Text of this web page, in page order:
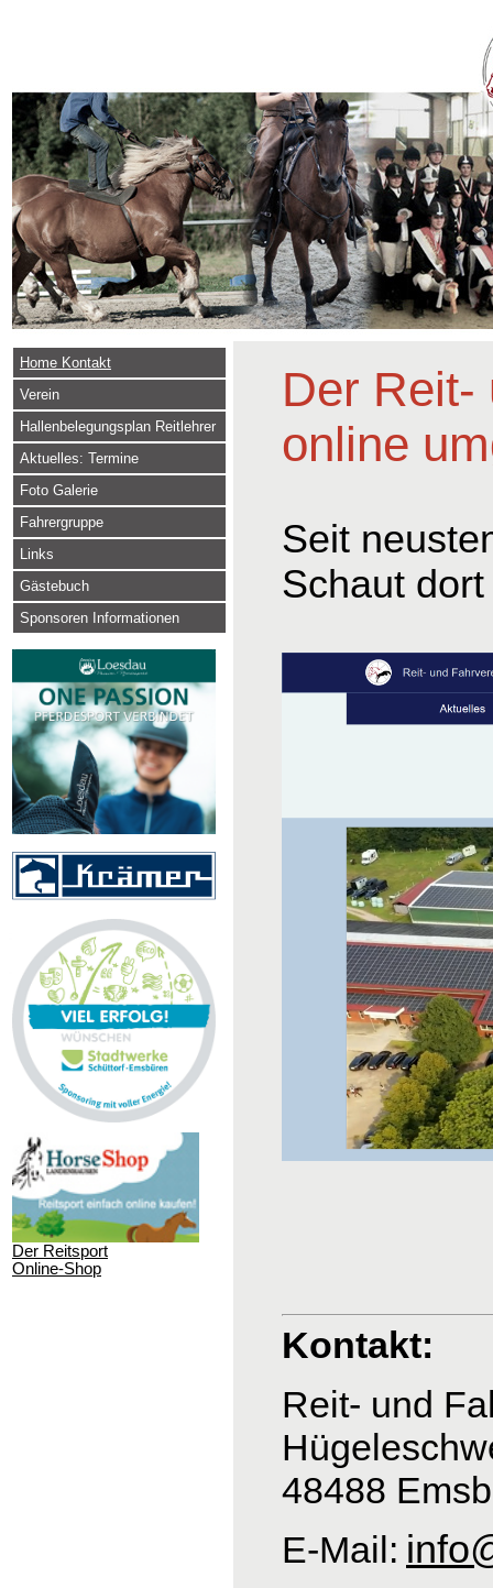
Home Kontakt
Verein
Hallenbelegungsplan Reitlehrer
Aktuelles: Termine
Foto Galerie
Fahrergruppe
Links
Gästebuch
Sponsoren Informationen
Der Reitsport
Online-Shop
Der Reit-
online
Seit
Schaut
Kontakt:
Reit- und
48488
E-Mail: